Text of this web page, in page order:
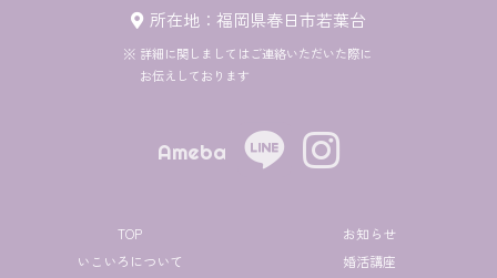
所在地：福岡県春日市若葉台
詳細に関しましてはご連絡いただいた際に
お伝えしております
Ameba
TOP
お知らせ
いこいろについて
婚活講座